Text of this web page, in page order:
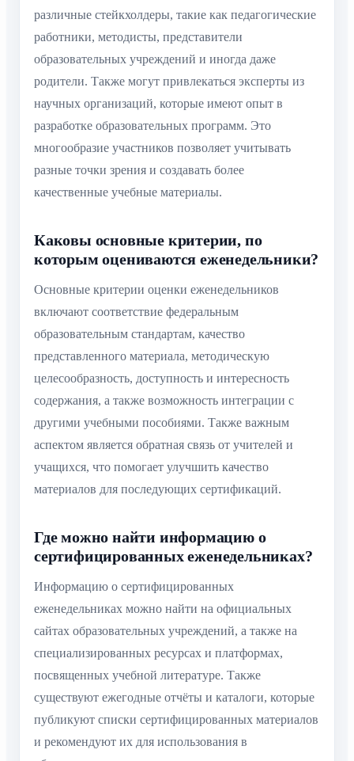
различные стейкхолдеры, такие как педагогические
работники, методисты, представители
образовательных учреждений и иногда даже
родители. Также могут привлекаться эксперты из
научных организаций, которые имеют опыт в
разработке образовательных программ. Это
многообразие участников позволяет учитывать
разные точки зрения и создавать более
качественные учебные материалы.
Каковы основные критерии, по
которым оцениваются еженедельники?
Основные критерии оценки еженедельников
включают соответствие федеральным
образовательным стандартам, качество
представленного материала, методическую
целесообразность, доступность и интересность
содержания, а также возможность интеграции с
другими учебными пособиями. Также важным
аспектом является обратная связь от учителей и
учащихся, что помогает улучшить качество
материалов для последующих сертификаций.
Где можно найти информацию о
сертифицированных еженедельниках?
Информацию о сертифицированных
еженедельниках можно найти на официальных
сайтах образовательных учреждений, а также на
специализированных ресурсах и платформах,
посвященных учебной литературе. Также
существуют ежегодные отчёты и каталоги, которые
публикуют списки сертифицированных материалов
и рекомендуют их для использования в